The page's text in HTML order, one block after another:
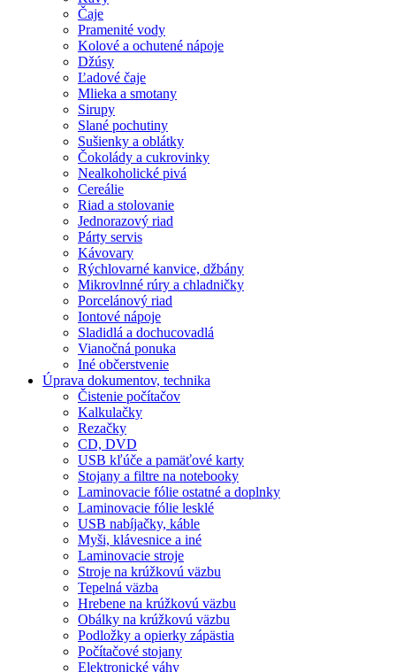
Čaje
Pramenité vody
Kolové a ochutené nápoje
Džúsy
Ľadové čaje
Mlieka a smotany
Sirupy
Slané pochutiny
Sušienky a oblátky
Čokolády a cukrovinky
Nealkoholické pivá
Cereálie
Riad a stolovanie
Jednorazový riad
Párty servis
Kávovary
Rýchlovarné kanvice, džbány
Mikrovlnné rúry a chladničky
Porcelánový riad
Iontové nápoje
Sladidlá a dochucovadlá
Vianočná ponuka
Iné občerstvenie
Úprava dokumentov, technika
Čistenie počítačov
Kalkulačky
Rezačky
CD, DVD
USB kľúče a pamäťové karty
Stojany a filtre na notebooky
Laminovacie fólie ostatné a doplnky
Laminovacie fólie lesklé
USB nabíjačky, káble
Myši, klávesnice a iné
Laminovacie stroje
Stroje na krúžkovú väzbu
Tepelná väzba
Hrebene na krúžkovú väzbu
Obálky na krúžkovú väzbu
Podložky a opierky zápästia
Počítačové stojany
Elektronické váhy